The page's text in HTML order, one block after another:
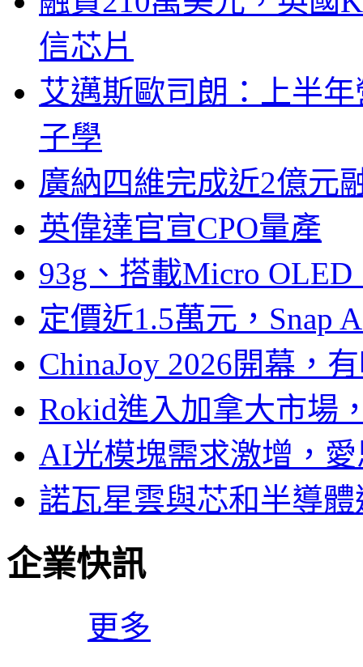
信芯片
艾邁斯歐司朗：上半
子學
廣納四維完成近2億元
英偉達官宣CPO量產
93g、搭載Micro
定價近1.5萬元，Snap
ChinaJoy 2026開幕，
Rokid進入加拿大市場
AI光模塊需求激增，
諾瓦星雲與芯和半導
企業快訊
更多